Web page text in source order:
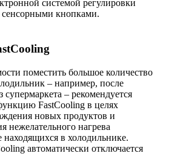
системой регулировки
кнопками.
поместить большое количество
– например, после
супермаркета – рекомендуется
FastCooling в целях
новых продуктов и
нежелательного нагрева
находящихся в холодильнике.
автоматически отключается